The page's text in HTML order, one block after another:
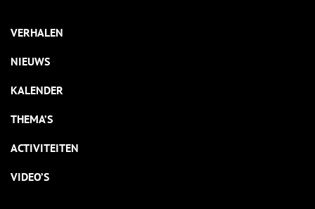
VERHALEN
NIEUWS
KALENDER
THEMA’S
ACTIVITEITEN
VIDEO’S